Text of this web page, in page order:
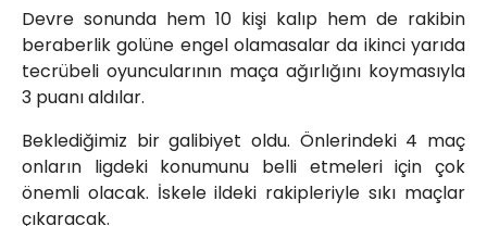
Devre sonunda hem 10 kişi kalıp hem de rakibin
beraberlik golüne engel olamasalar da ikinci yarıda
tecrübeli oyuncularının maça ağırlığını koymasıyla
3 puanı aldılar.
Beklediğimiz bir galibiyet oldu. Önlerindeki 4 maç
onların ligdeki konumunu belli etmeleri için çok
önemli olacak. İskele ildeki rakipleriyle sıkı maçlar
çıkaracak.